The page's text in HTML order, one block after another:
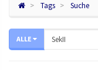
Tags Suche
ALLE